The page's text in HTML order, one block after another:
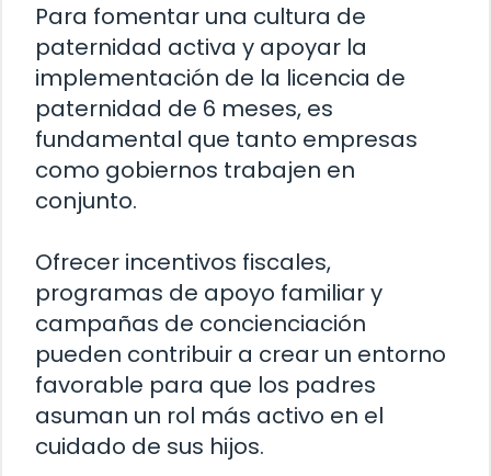
Para fomentar una cultura de
paternidad activa y apoyar la
implementación de la licencia de
paternidad de 6 meses, es
fundamental que tanto empresas
como gobiernos trabajen en
conjunto.
Ofrecer incentivos fiscales,
programas de apoyo familiar y
campañas de concienciación
pueden contribuir a crear un entorno
favorable para que los padres
asuman un rol más activo en el
cuidado de sus hijos.